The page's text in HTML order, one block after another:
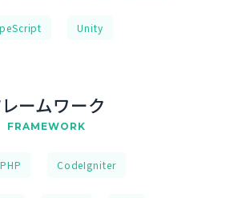
Unity
ームワーク
FRAMEWORK
CodeIgniter